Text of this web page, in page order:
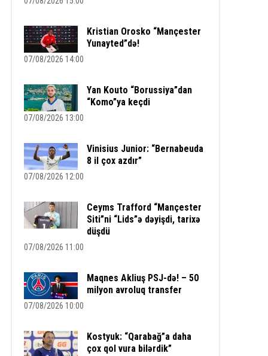
Kristian Orosko “Mançester
Yunayted”də!
07/08/2026 14:00
Yan Kouto “Borussiya”dan
“Komo”ya keçdi
07/08/2026 13:00
Vinisius Junior: “Bernabeuda
8 il çox azdır”
07/08/2026 12:00
Ceyms Trafford “Mançester
Siti”ni “Lids”ə dəyişdi, tarixə
düşdü
07/08/2026 11:00
Maqnes Akliuş PSJ-də! – 50
milyon avroluq transfer
07/08/2026 10:00
Kostyuk: “Qarabağ”a daha
çox qol vura bilərdik”